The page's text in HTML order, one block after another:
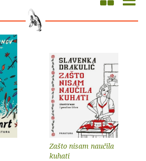
Zašto nisam naučila
kuhati